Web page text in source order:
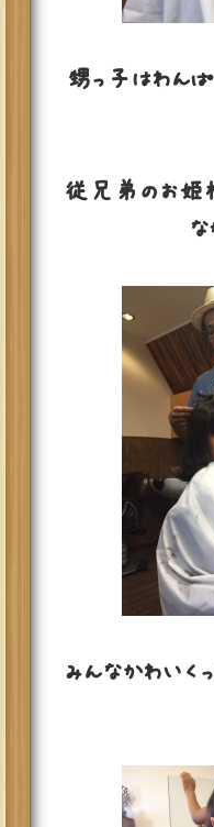
甥っ子はわん
従兄弟のお姫
な
みんなかわいく